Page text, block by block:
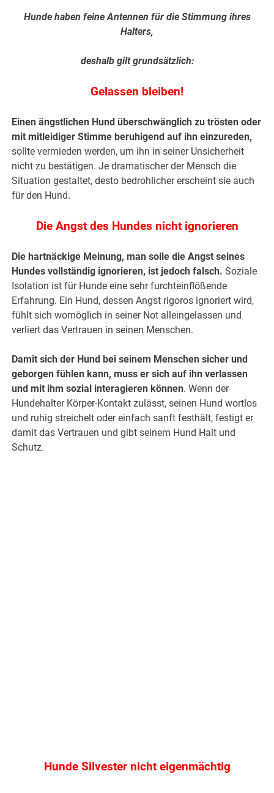
Hunde haben feine Antennen für die Stimmung ihres
Halters,
deshalb gilt grundsätzlich:
Gelassen bleiben!
Einen ängstlichen Hund überschwänglich zu trösten oder
mit mitleidiger Stimme beruhigend auf ihn einzureden,
sollte vermieden werden, um ihn in seiner Unsicherheit
nicht zu bestätigen. Je dramatischer der Mensch die
Situation gestaltet, desto bedrohlicher erscheint sie auch
für den Hund.
Die Angst des Hundes nicht ignorieren
Die hartnäckige Meinung, man solle die Angst seines
Hundes vollständig ignorieren, ist jedoch falsch. Soziale
Isolation ist für Hunde eine sehr furchteinflößende
Erfahrung. Ein Hund, dessen Angst rigoros ignoriert wird,
fühlt sich womöglich in seiner Not alleingelassen und
verliert das Vertrauen in seinen Menschen.
Damit sich der Hund bei seinem Menschen sicher und
geborgen fühlen kann, muss er sich auf ihn verlassen
und mit ihm sozial interagieren können. Wenn der
Hundehalter Körper-Kontakt zulässt, seinen Hund wortlos
und ruhig streichelt oder einfach sanft festhält, festigt er
damit das Vertrauen und gibt seinem Hund Halt und
Schutz.
Hunde Silvester nicht eigenmächtig